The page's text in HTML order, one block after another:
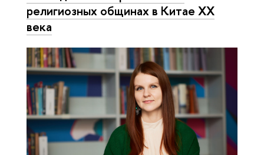
религиозных общинах в Китае XX
века